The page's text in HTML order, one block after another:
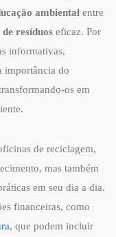
ambiental entre
de resíduos eficaz. Por
informativas,
importância do
os em
de reciclagem,
mas também
em seu dia a dia.
financeiras, como
, que podem incluir